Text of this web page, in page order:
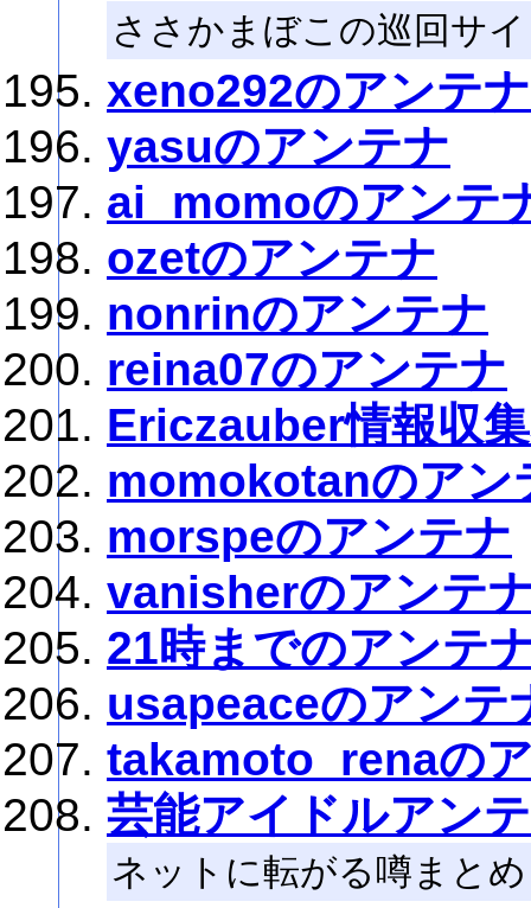
ささかまぼこの巡回サ
xeno292のアンテナ
yasuのアンテナ
ai_momoのアンテ
ozetのアンテナ
nonrinのアンテナ
reina07のアンテナ
Ericzauber情報収
momokotanのアン
morspeのアンテナ
vanisherのアンテ
21時までのアンテ
usapeaceのアンテ
takamoto_renaの
芸能アイドルアン
ネットに転がる噂まとめ